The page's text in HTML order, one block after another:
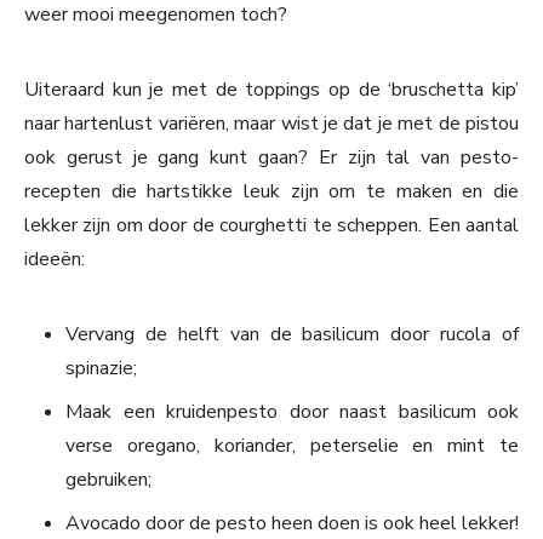
weer mooi meegenomen toch?
Uiteraard kun je met de toppings op de ‘bruschetta kip’
naar hartenlust variëren, maar wist je dat je met de pistou
ook gerust je gang kunt gaan? Er zijn tal van pesto-
recepten die hartstikke leuk zijn om te maken en die
lekker zijn om door de courghetti te scheppen. Een aantal
ideeën:
Vervang de helft van de basilicum door rucola of
spinazie;
Maak een kruidenpesto door naast basilicum ook
verse oregano, koriander, peterselie en mint te
gebruiken;
Avocado door de pesto heen doen is ook heel lekker!